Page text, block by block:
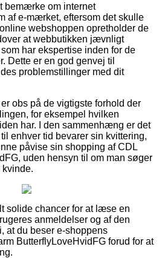
bemærke om internet
af e-mærket, eftersom det skulle
webshoppen opretholder de
at webbutikken jævnligt
har ekspertise inden for de
Dette er en god genvej til
problemstillinger med dit
obs på de vigtigste forhold der
for eksempel hvilken
har. I den sammenhæng er det
enhver tid bevarer sin kvittering,
påvise sin shopping af CDL
uden hensyn til om man søger
kvinde.
solide chancer for at læse en
anmeldelser og af den
at du beser e-shoppens
ButterflyLoveHvidFG forud for at